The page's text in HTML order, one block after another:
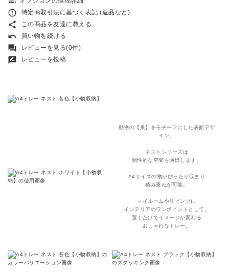
error_outline 特定商取引法に基づく表記 (返品など)
share この商品を友達に教える
undo 買い物を続ける
forum レビューを見る(0件)
rate_review レビューを投稿
動物の【巣】をモチーフにした表面デザ
イン。
ネストシリーズは
個性的な空間を演出します。
A4サイズの物がぴったり収まり
積み重ねが可能。
マイルームやリビングに
インテリアのワンポイントとして。
置くだけでイメージが変わる
おしゃれなトレー。